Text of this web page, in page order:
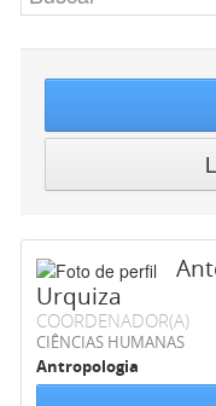
Urquiza
COORDENADOR(A)
CIÊNCIAS HUMANAS
Antropologia